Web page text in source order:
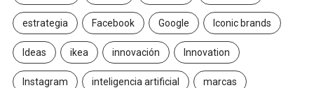
estrategia Facebook Google Iconic brands
Ideas ikea innovación Innovation
Instagram inteligencia artificial marcas